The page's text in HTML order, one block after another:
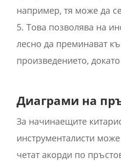
например, тя може да
5. Това позволява на
лесно да преминават
произведението,
Диаграми на
За начинаещите
инструменталисти
четат акорди по